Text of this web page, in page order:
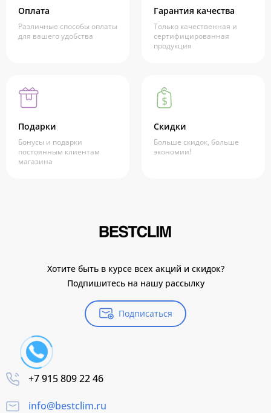
Оплата
Различные способы оплаты
для вашего удобства
Гарантия качества
Только качественная и
сертифицированная
продукция
Подарки
Бонусы и подарки
постоянным клиентам
магазина
Скидки
Больше скидок, больше
экономии!
Хотите быть в курсе всех акций и скидок?
Подпишитесь на нашу рассылку
Подписаться
+7 915 809 22 46
info@bestclim.ru